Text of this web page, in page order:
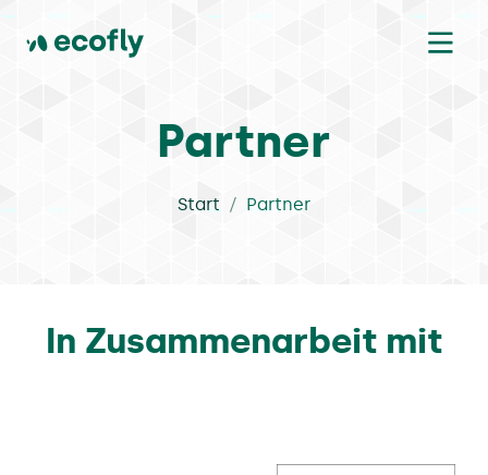
Partner
Start Partner
In Zusammenarbeit mit